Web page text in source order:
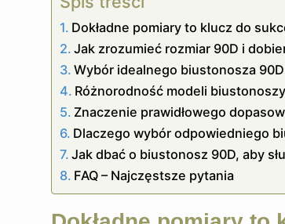
Dokładne pomiary to klucz do
Jak zrozumieć rozmiar 90D i
Wybór idealnego biustonosza
Różnorodność modeli
Znaczenie prawidłowego
Dlaczego wybór odpowiedniego
Jak dbać o biustonosz 90D, aby
FAQ – Najczęstsze pytania